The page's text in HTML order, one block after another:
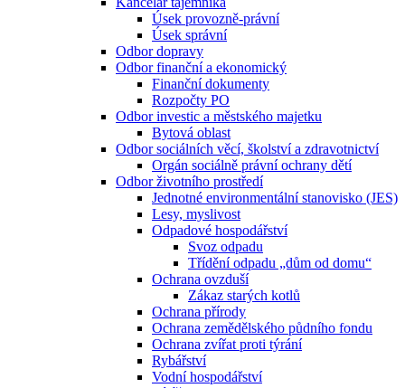
Úsek provozně-právní
Úsek správní
Odbor dopravy
Odbor finanční a ekonomický
Finanční dokumenty
Rozpočty PO
Odbor investic a městského majetku
Bytová oblast
Odbor sociálních věcí, školství a zdravotnictví
Orgán sociálně právní ochrany dětí
Odbor životního prostředí
Jednotné environmentální stanovisko (JES)
Lesy, myslivost
Odpadové hospodářství
Svoz odpadu
Třídění odpadu „dům od domu“
Ochrana ovzduší
Zákaz starých kotlů
Ochrana přírody
Ochrana zemědělského půdního fondu
Ochrana zvířat proti týrání
Rybářství
Vodní hospodářství